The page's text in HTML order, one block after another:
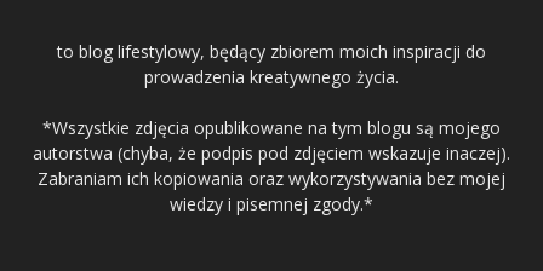
to blog lifestylowy, będący zbiorem moich inspiracji do
prowadzenia kreatywnego życia.
*Wszystkie zdjęcia opublikowane na tym blogu są mojego
autorstwa (chyba, że podpis pod zdjęciem wskazuje inaczej).
Zabraniam ich kopiowania oraz wykorzystywania bez mojej
wiedzy i pisemnej zgody.*